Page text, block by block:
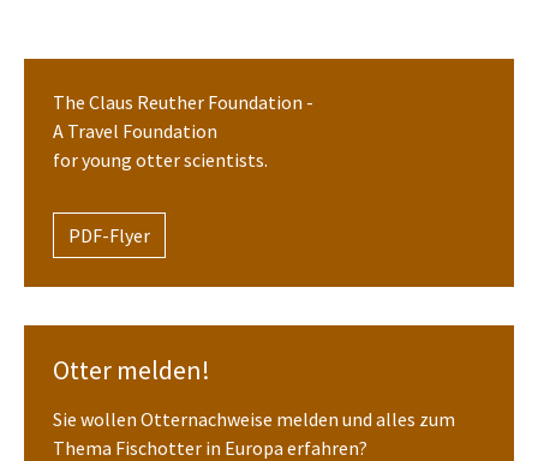
The Claus Reuther Foundation -
A Travel Foundation
for young otter scientists.
PDF-Flyer
Otter melden!
Sie wollen Otternachweise melden und alles zum
Thema Fischotter in Europa erfahren?